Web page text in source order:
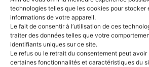
technologies telles que les cookies pour stocker
informations de votre appareil.
Le fait de consentir à l’utilisation de ces
traiter des données telles que votre
identifiants uniques sur ce site.
Le refus ou le retrait du consentement peut
certaines fonctionnalités et caractéristiques du